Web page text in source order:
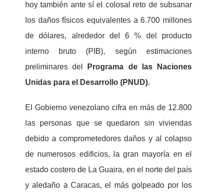
hoy también ante sí el colosal reto de subsanar
los daños físicos equivalentes a 6.700 millones
de dólares, alrededor del 6 % del producto
interno bruto (PIB), según estimaciones
preliminares del
Programa de las Naciones
Unidas para el Desarrollo (PNUD).
El Gobierno venezolano cifra en más de 12.800
las personas que se quedaron sin viviendas
debido a comprometedores daños y al colapso
de numerosos edificios, la gran mayoría en el
estado costero de La Guaira, en el norte del país
y aledaño a Caracas, el más golpeado por los